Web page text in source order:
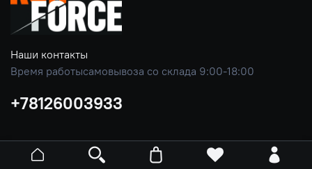
Наши контакты
Время работысамовывоза со склада 9:00-18:00
+78126003933